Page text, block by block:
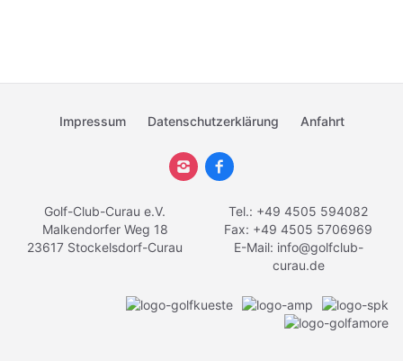
Impressum Datenschutzerklärung Anfahrt
Golf-Club-Curau e.V.
Malkendorfer Weg 18
23617 Stockelsdorf-Curau
Tel.: +49 4505 594082
Fax: +49 4505 5706969
E-Mail: info@golfclub-
curau.de